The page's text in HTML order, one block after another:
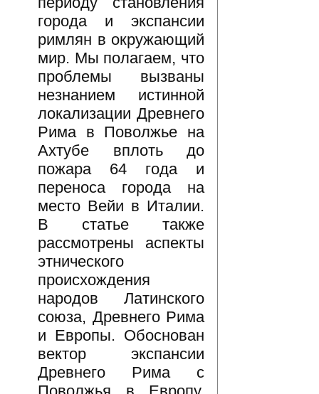
города и экспансии
римлян в окружающий
мир. Мы полагаем, что
проблемы вызваны
незнанием истинной
локализации Древнего
Рима в Поволжье на
Ахтубе вплоть до
пожара 64 года и
переноса города на
место Вейи в Италии.
В статье также
рассмотрены аспекты
этнического
происхождения
народов Латинского
союза, Древнего Рима
и Европы. Обоснован
вектор экспансии
Древнего Рима с